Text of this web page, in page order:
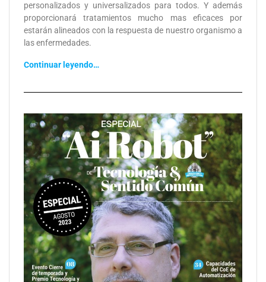
personalizados y universalizados para todos. Y además
proporcionará tratamientos mucho mas eficaces por
estarán alineados con la respuesta de nuestro organismo a
las enfermedades.
Continuar leyendo…